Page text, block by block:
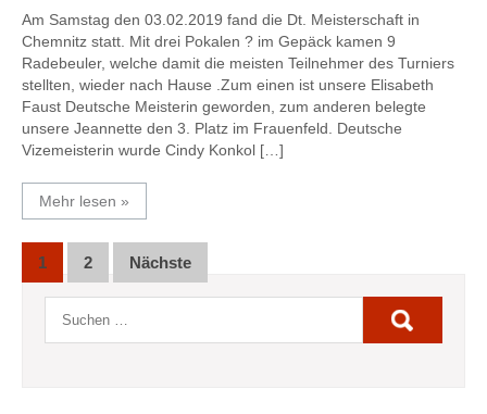
Am Samstag den 03.02.2019 fand die Dt. Meisterschaft in
Chemnitz statt. Mit drei Pokalen ? im Gepäck kamen 9
Radebeuler, welche damit die meisten Teilnehmer des Turniers
stellten, wieder nach Hause .Zum einen ist unsere Elisabeth
Faust Deutsche Meisterin geworden, zum anderen belegte
unsere Jeannette den 3. Platz im Frauenfeld. Deutsche
Vizemeisterin wurde Cindy Konkol […]
Mehr lesen »
Seitennummerierung
der
Beiträge
1 2 Nächste